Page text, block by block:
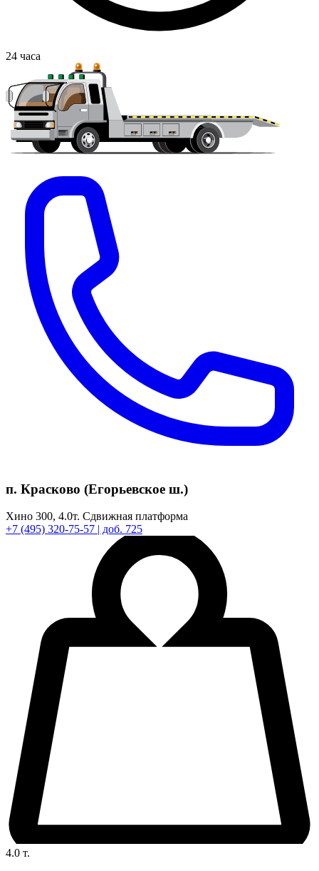
24 часа
п. Красково (Егорьевское ш.)
Хино 300, 4.0т. Сдвижная платформа
+7 (495) 320-75-57 | доб. 725
4.0 т.